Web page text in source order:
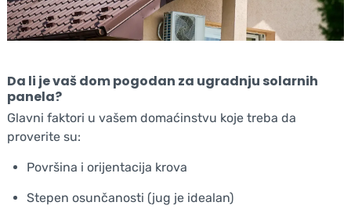
Da li je vaš dom pogodan za ugradnju solarnih
panela?
Glavni faktori u vašem domaćinstvu koje treba da
proverite su:
Površina i orijentacija krova
Stepen osunčanosti (jug je idealan)